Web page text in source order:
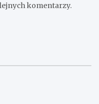
komentarzy.